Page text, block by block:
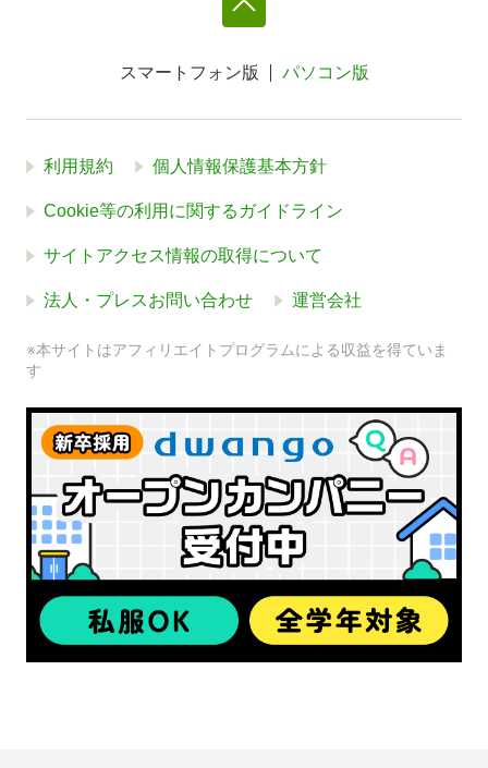
スマートフォン版 パソコン版
利用規約 個人情報保護基本方針
Cookie等の利用に関するガイドライン
サイトアクセス情報の取得について
法人・プレスお問い合わせ 運営会社
※本サイトはアフィリエイトプログラムによる収益を得ていま
す